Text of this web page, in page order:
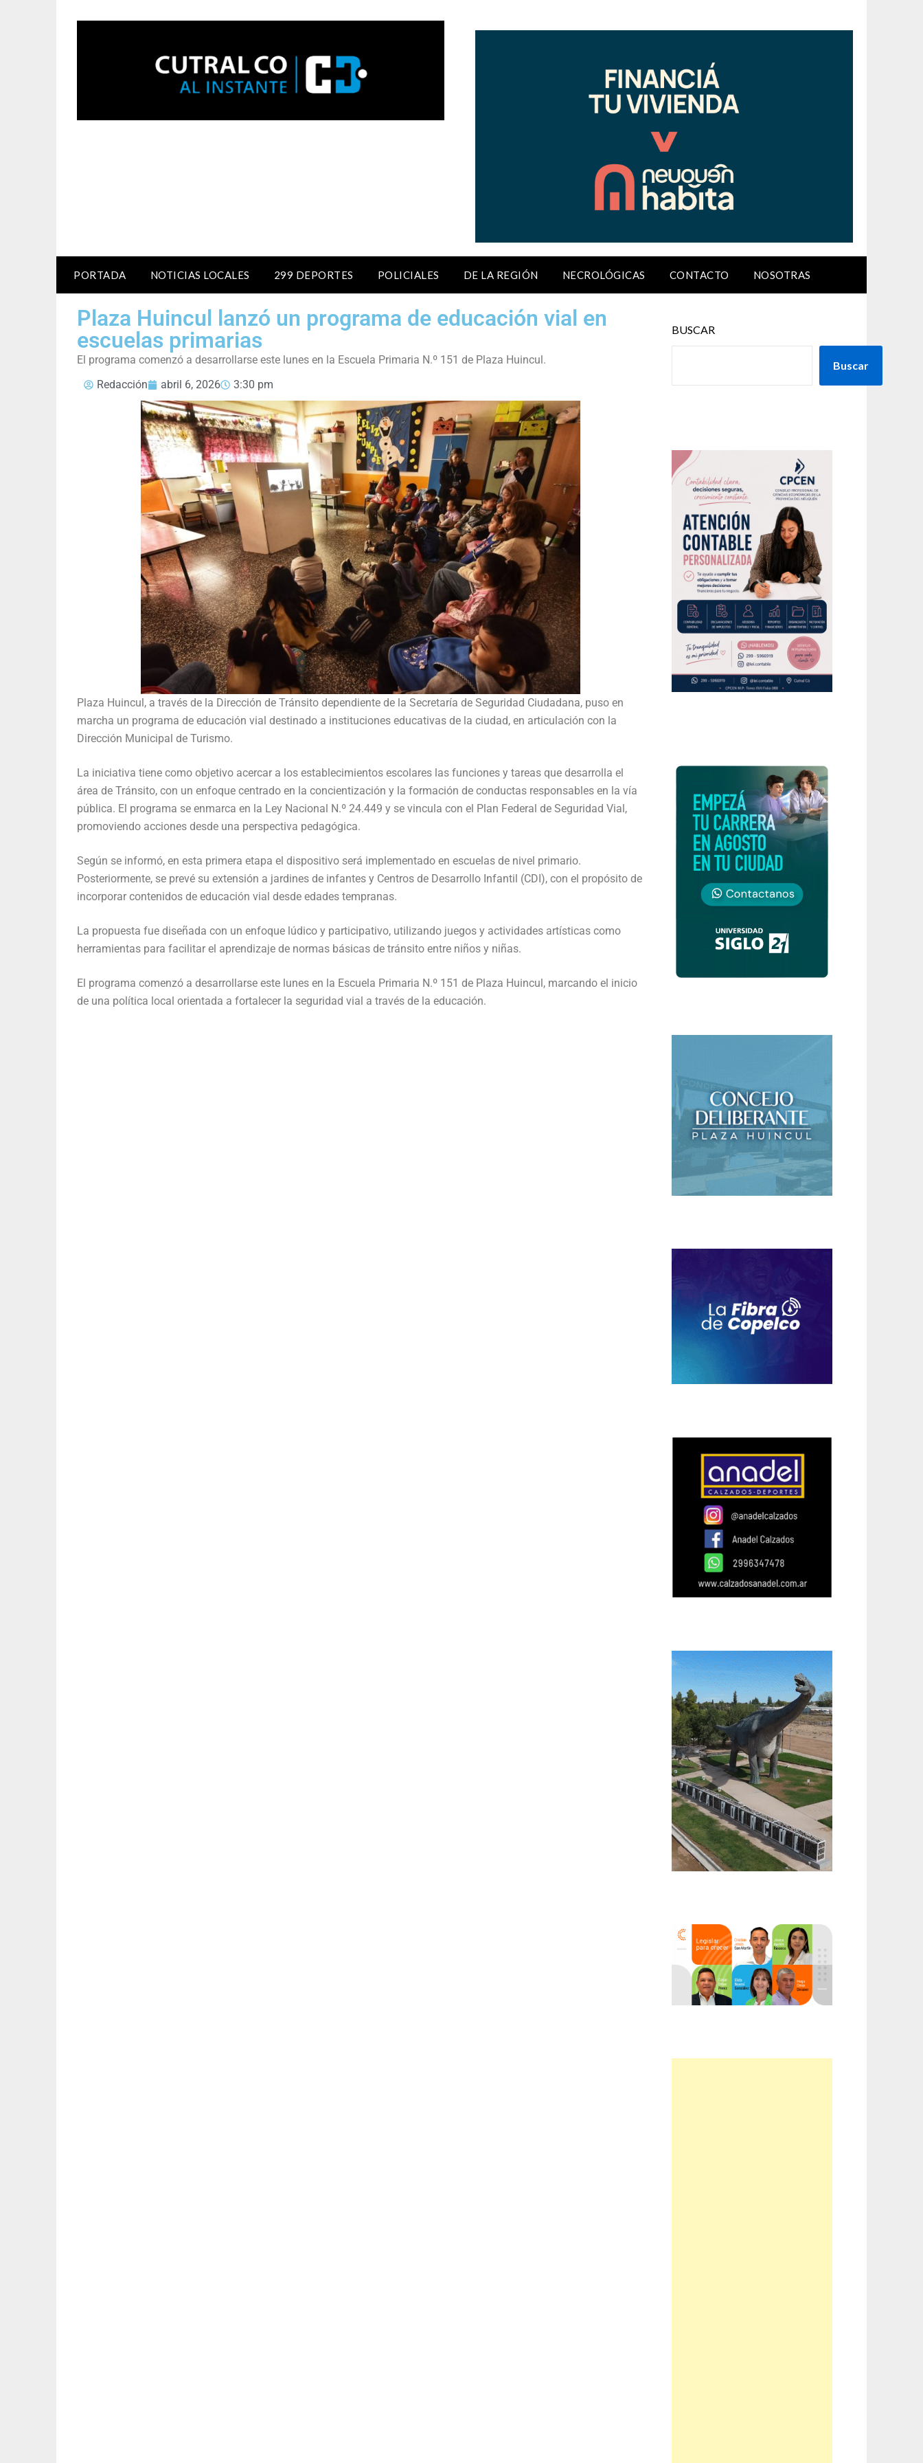
PORTADA NOTICIAS LOCALES 299 DEPORTES POLICIALES DE LA REGIÓN NECROLÓGICAS CONTACTO NOSOTRAS
Plaza Huincul lanzó un programa de educación vial en
escuelas primarias
El programa comenzó a desarrollarse este lunes en la Escuela Primaria N.º 151 de Plaza Huincul.
Redacción
abril 6, 2026 3:30 pm
Plaza Huincul, a través de la Dirección de Tránsito dependiente de la Secretaría de Seguridad Ciudadana, puso en
marcha un programa de educación vial destinado a instituciones educativas de la ciudad, en articulación con la
Dirección Municipal de Turismo.
La iniciativa tiene como objetivo acercar a los establecimientos escolares las funciones y tareas que desarrolla el
área de Tránsito, con un enfoque centrado en la concientización y la formación de conductas responsables en la vía
pública. El programa se enmarca en la Ley Nacional N.º 24.449 y se vincula con el Plan Federal de Seguridad Vial,
promoviendo acciones desde una perspectiva pedagógica.
Según se informó, en esta primera etapa el dispositivo será implementado en escuelas de nivel primario.
Posteriormente, se prevé su extensión a jardines de infantes y Centros de Desarrollo Infantil (CDI), con el propósito de
incorporar contenidos de educación vial desde edades tempranas.
La propuesta fue diseñada con un enfoque lúdico y participativo, utilizando juegos y actividades artísticas como
herramientas para facilitar el aprendizaje de normas básicas de tránsito entre niños y niñas.
El programa comenzó a desarrollarse este lunes en la Escuela Primaria N.º 151 de Plaza Huincul, marcando el inicio
de una política local orientada a fortalecer la seguridad vial a través de la educación.
BUSCAR
Buscar